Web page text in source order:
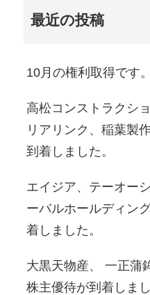
最近の投稿
10月の権利取得です。
高松コンストラクシ
リアリンク、稲葉製
到着しました。
エイジア、テーオー
ーバルホールディン
着しました。
大黒天物産、 一正蒲
株主優待が到着しまし